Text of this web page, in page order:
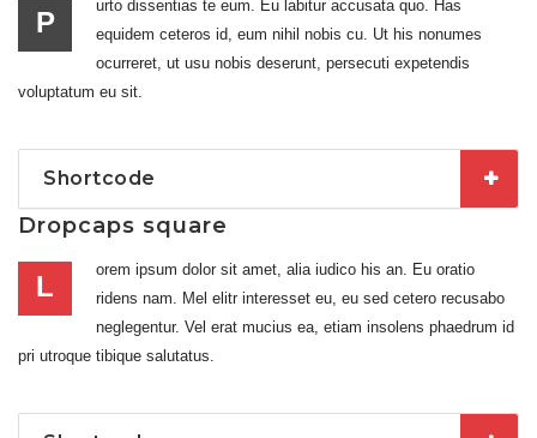
P
urto dissentias te eum. Eu labitur accusata quo. Has
equidem ceteros id, eum nihil nobis cu. Ut his nonumes
ocurreret, ut usu nobis deserunt, persecuti expetendis
voluptatum eu sit.
Shortcode
Dropcaps square
L
orem ipsum dolor sit amet, alia iudico his an. Eu oratio
ridens nam. Mel elitr interesset eu, eu sed cetero recusabo
neglegentur. Vel erat mucius ea, etiam insolens phaedrum id
pri utroque tibique salutatus.